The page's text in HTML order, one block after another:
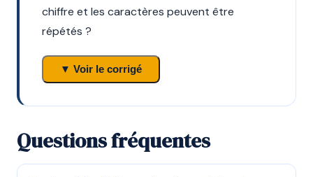
chiffre et les caractères peuvent être
répétés ?
▼ Voir le corrigé
Questions fréquentes